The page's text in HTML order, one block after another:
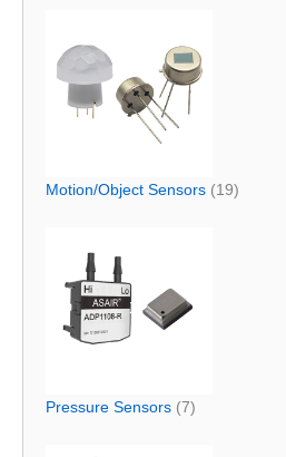
Motion/Object Sensors (19)
Pressure Sensors (7)